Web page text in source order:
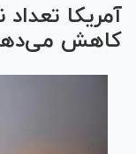
آمریکا
کاهش